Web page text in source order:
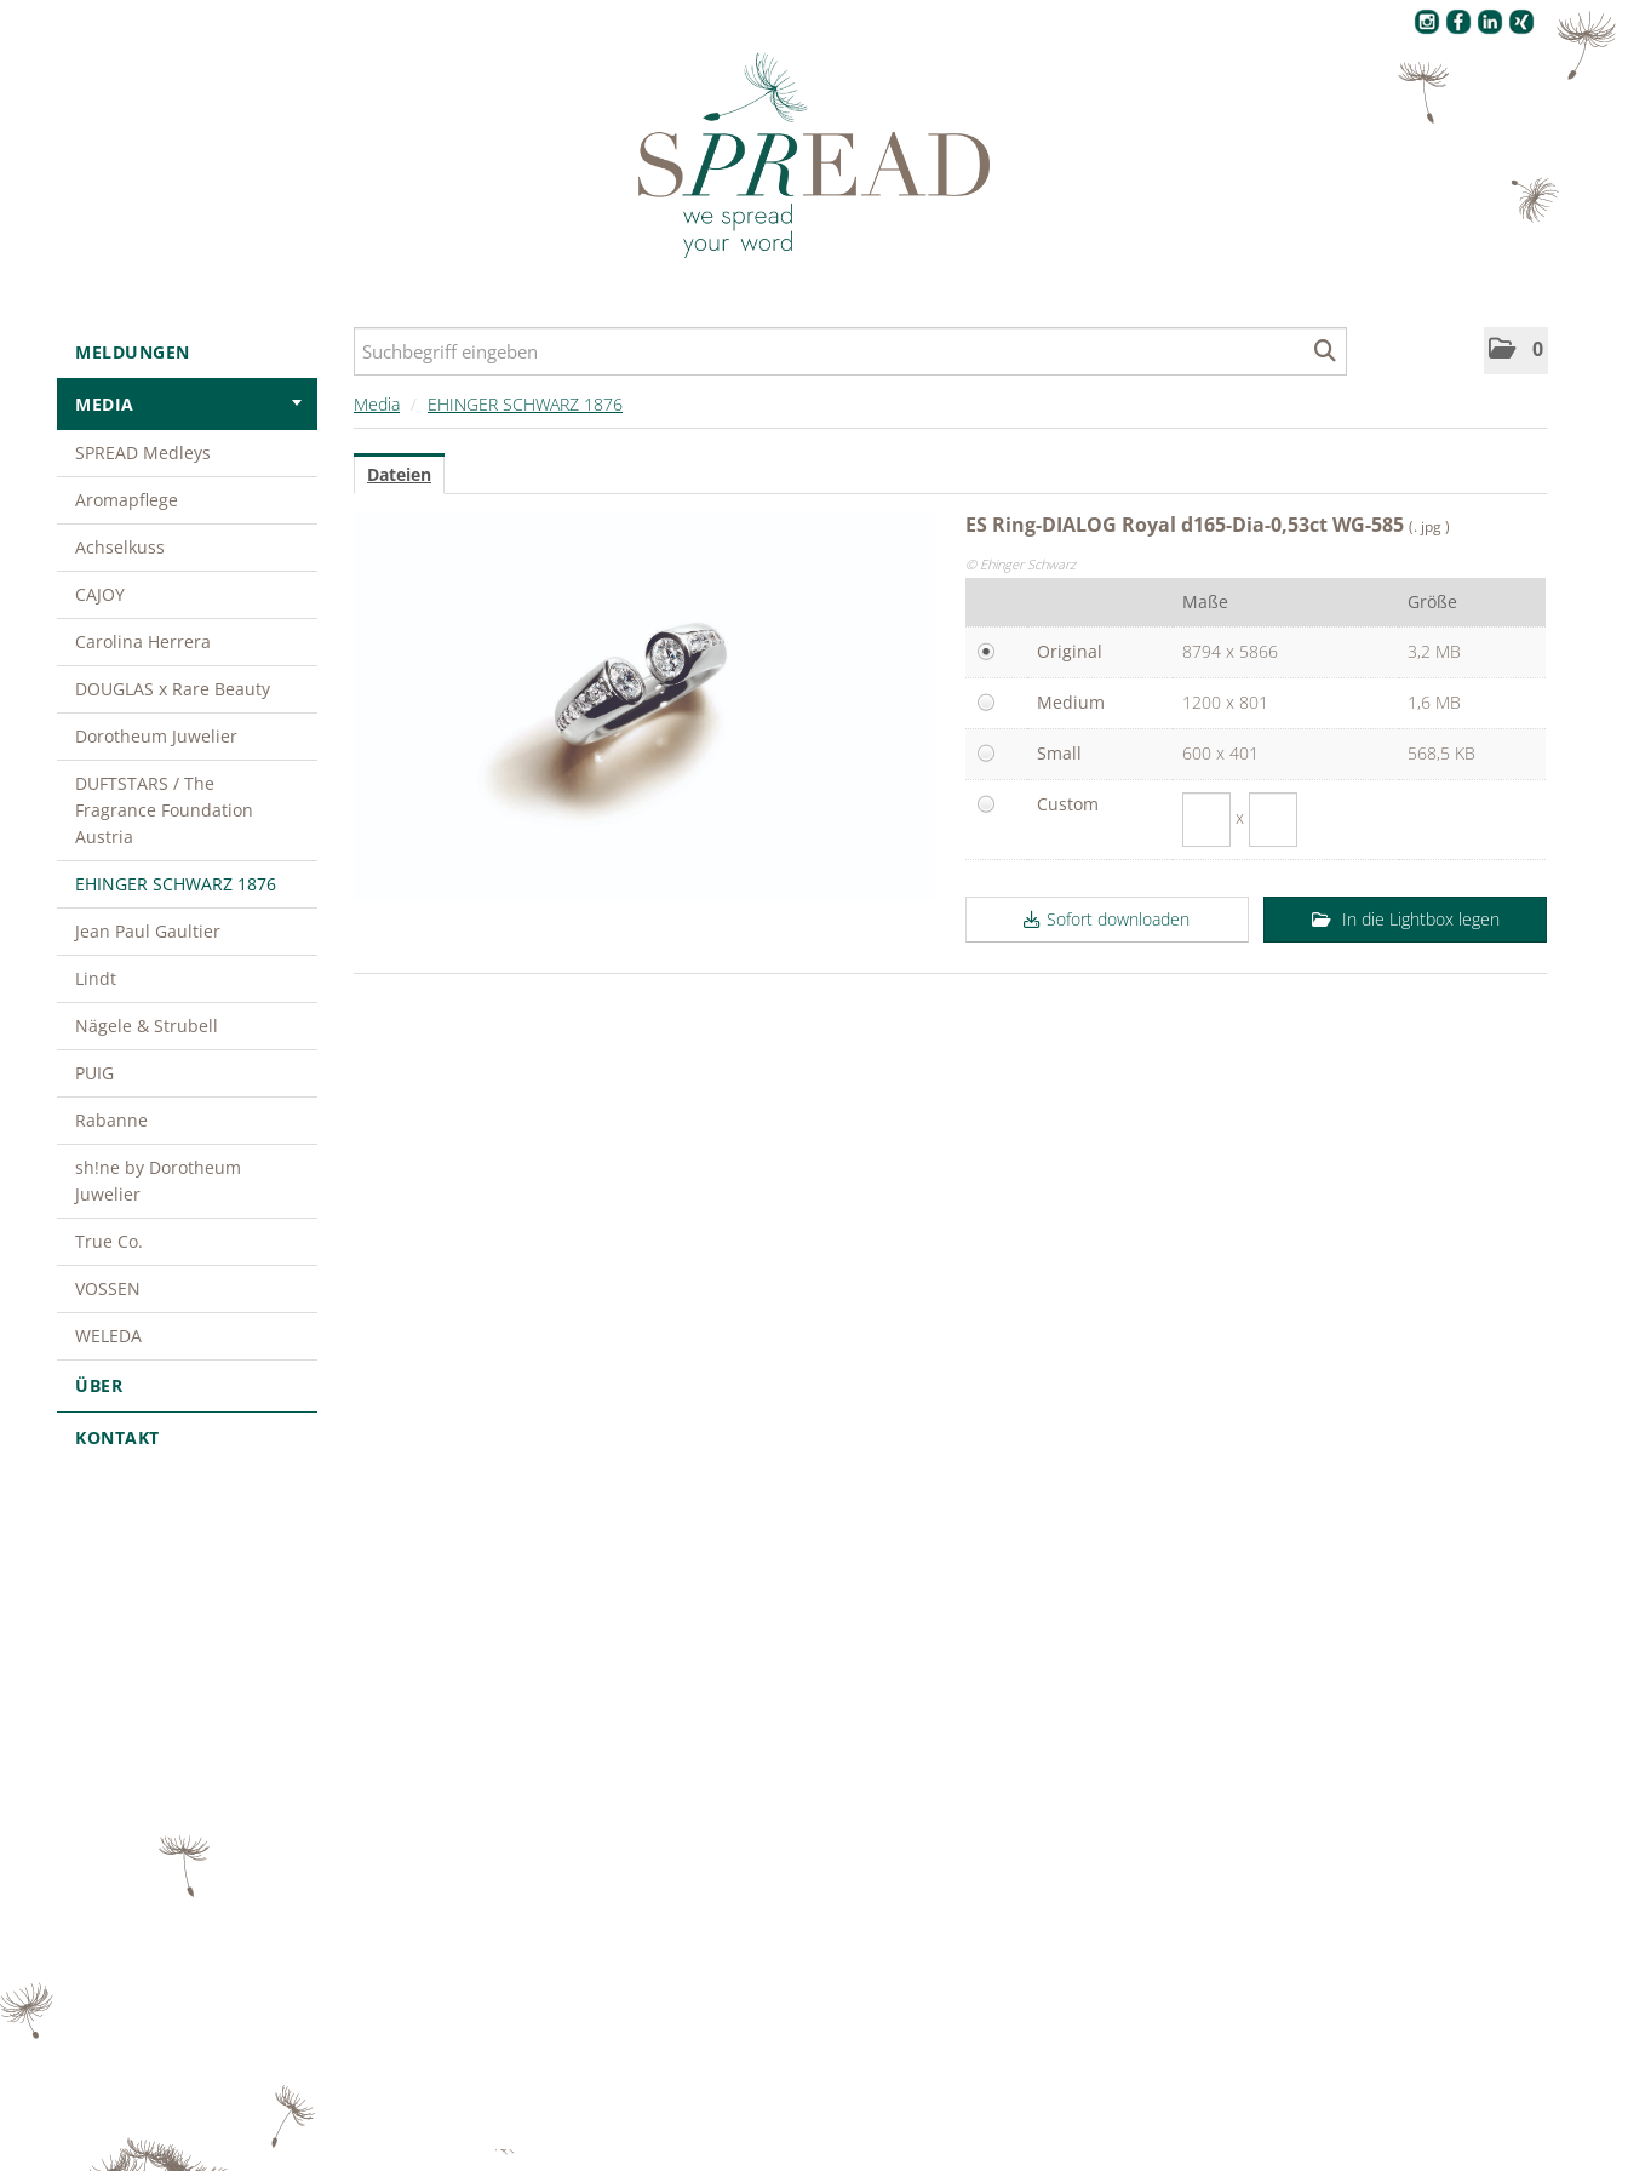
0
MELDUNGEN
MEDIA
SPREAD Medleys
Aromapflege
Achselkuss
CAJOY
Carolina Herrera
DOUGLAS x Rare Beauty
Dorotheum Juwelier
DUFTSTARS / The
Fragrance Foundation
Austria
EHINGER SCHWARZ 1876
Jean Paul Gaultier
Lindt
Nägele & Strubell
PUIG
Rabanne
sh!ne by Dorotheum
Juwelier
True Co.
VOSSEN
WELEDA
ÜBER
KONTAKT
Media / EHINGER SCHWARZ 1876
Dateien
ES Ring-DIALOG Royal d165-Dia-0,53ct WG-585(. jpg )
© Ehinger Schwarz
Maße Größe
Original 8794 x 5866 3,2 MB
Medium 1200 x 801 1,6 MB
Small 600 x 401 568,5 KB
Custom
x
Sofort downloaden In die Lightbox legen